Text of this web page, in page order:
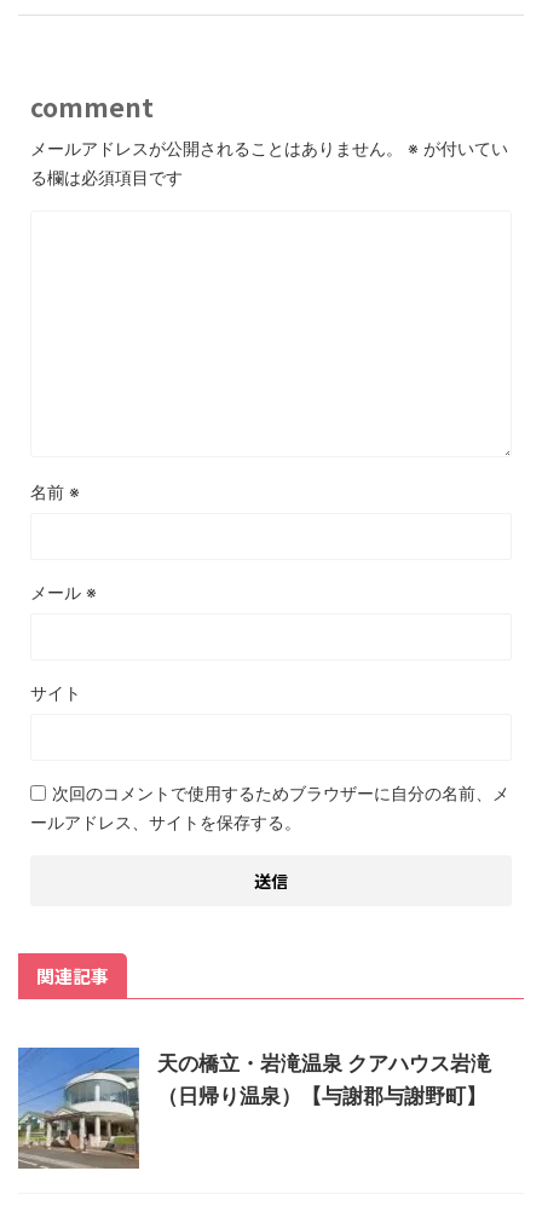
comment
メールアドレスが公開されることはありません。 ※ が付いてい
る欄は必須項目です
名前 ※
メール ※
サイト
次回のコメントで使用するためブラウザーに自分の名前、メ
ールアドレス、サイトを保存する。
関連記事
天の橋立・岩滝温泉 クアハウス岩滝
（日帰り温泉）【与謝郡与謝野町】